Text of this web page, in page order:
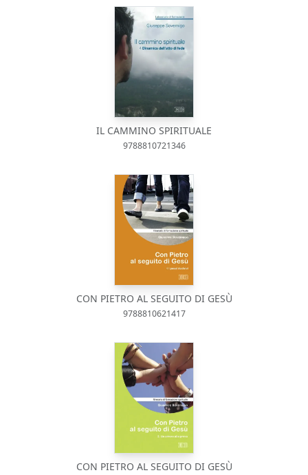
IL CAMMINO SPIRITUALE
9788810721346
CON PIETRO AL SEGUITO DI GESÙ
9788810621417
CON PIETRO AL SEGUITO DI GESÙ